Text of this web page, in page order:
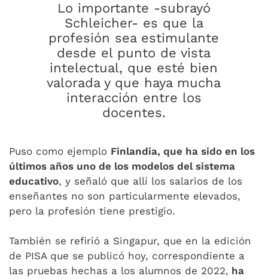
Lo importante -subrayó
Schleicher- es que la
profesión sea estimulante
desde el punto de vista
intelectual, que esté bien
valorada y que haya mucha
interacción entre los
docentes.
Puso como ejemplo Finlandia, que ha sido en los
últimos años uno de los modelos del sistema
educativo, y señaló que allí los salarios de los
enseñantes no son particularmente elevados,
pero la profesión tiene prestigio.
También se refirió a Singapur, que en la edición
de PISA que se publicó hoy, correspondiente a
las pruebas hechas a los alumnos de 2022, ha